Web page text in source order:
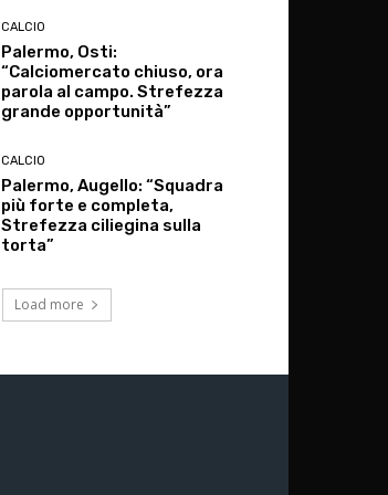
CALCIO
Palermo, Osti:
“Calciomercato chiuso, ora
parola al campo. Strefezza
grande opportunità”
CALCIO
Palermo, Augello: “Squadra
più forte e completa,
Strefezza ciliegina sulla
torta”
Load more